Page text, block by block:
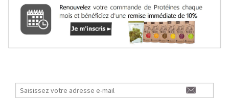
🍵 MATCHA LATTE GLACÉ